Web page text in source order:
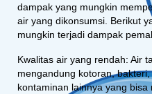
dampak yang mungkin
air yang dikonsumsi. Berikut
mungkin terjadi dampak
Kwalitas air yang rendah: Air
mengandung kotoran,
kontaminan lainnya yang